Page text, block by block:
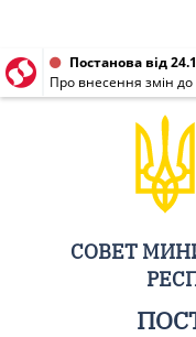
Постанова від
СОВЕТ